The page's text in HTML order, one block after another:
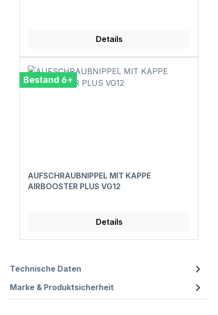
Details
Bestand 6+
AUFSCHRAUBNIPPEL MIT KAPPE
AIRBOOSTER PLUS VG12
Details
Technische Daten
Marke & Produktsicherheit